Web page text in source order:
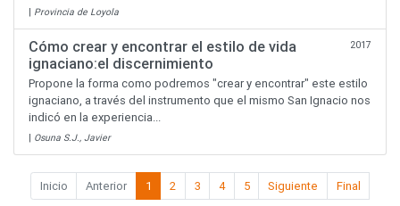
| Provincia de Loyola
Cómo crear y encontrar el estilo de vida
ignaciano:el discernimiento
2017
Propone la forma como podremos "crear y encontrar" este estilo
ignaciano, a través del instrumento que el mismo San Ignacio nos
indicó en la experiencia...
| Osuna S.J., Javier
Inicio Anterior 1 2 3 4 5 Siguiente Final